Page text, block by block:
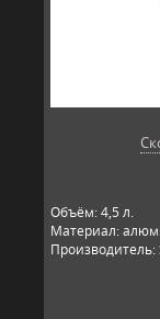
Объём: 4,5 л.
Материал:
Производитель: